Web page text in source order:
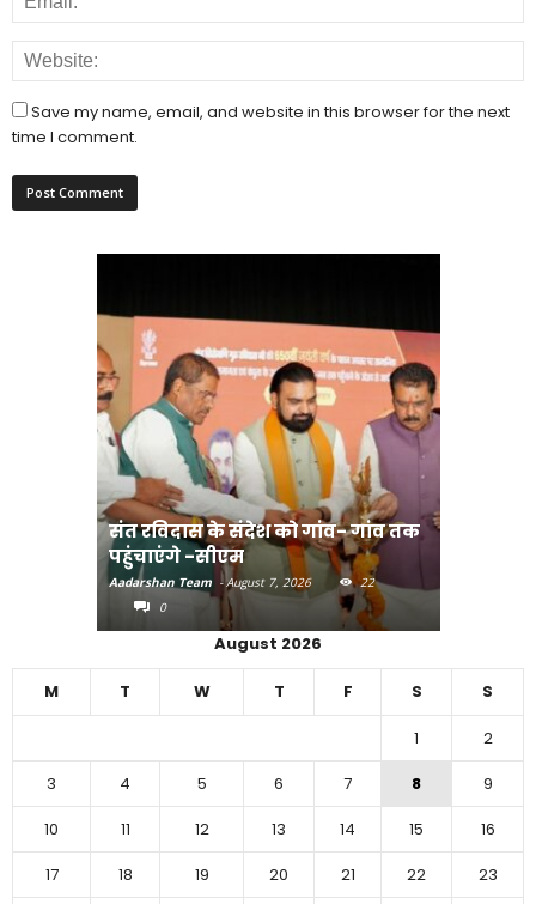
Save my name, email, and website in this browser for the next
time I comment.
संत रविदास के संदेश को गांव- गांव तक
पहुंचाएंगे -सीएम
Aadarshan Team - August 7, 2026
22
0
August 2026
M T W T F S S
1
2
3
4 5 6 7 8
9
10
11 12 13 14 15
16
17
18 19 20 21 22
23